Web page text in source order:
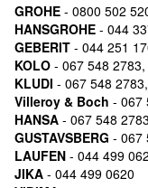
GROHE - 0800 502
HANSGROHE - 044
GEBERIT - 044 251
KOLO - 067 548
KLUDI - 067 548
Villeroy & Boch - 067
HANSA - 067 548
GUSTAVSBERG - 067
LAUFEN - 044 499
JIKA - 044 499 0620